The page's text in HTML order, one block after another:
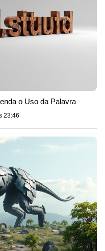
o Uso da Palavra
23:46